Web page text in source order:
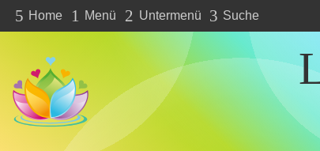
5 Home 1 Menü 2 Untermenü 3 Suche